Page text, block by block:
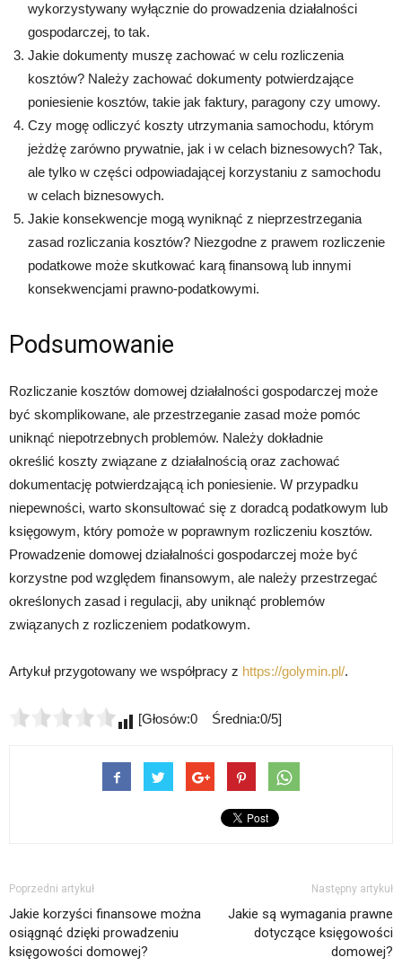
wykorzystywany wyłącznie do prowadzenia działalności
gospodarczej, to tak.
Jakie dokumenty muszę zachować w celu rozliczenia
kosztów? Należy zachować dokumenty potwierdzające
poniesienie kosztów, takie jak faktury, paragony czy umowy.
Czy mogę odliczyć koszty utrzymania samochodu, którym
jeżdżę zarówno prywatnie, jak i w celach biznesowych? Tak,
ale tylko w części odpowiadającej korzystaniu z samochodu
w celach biznesowych.
Jakie konsekwencje mogą wyniknąć z nieprzestrzegania
zasad rozliczania kosztów? Niezgodne z prawem rozliczenie
podatkowe może skutkować karą finansową lub innymi
konsekwencjami prawno-podatkowymi.
Podsumowanie
Rozliczanie kosztów domowej działalności gospodarczej może
być skomplikowane, ale przestrzeganie zasad może pomóc
uniknąć niepotrzebnych problemów. Należy dokładnie
określić koszty związane z działalnością oraz zachować
dokumentację potwierdzającą ich poniesienie. W przypadku
niepewności, warto skonsultować się z doradcą podatkowym lub
księgowym, który pomoże w poprawnym rozliczeniu kosztów.
Prowadzenie domowej działalności gospodarczej może być
korzystne pod względem finansowym, ale należy przestrzegać
określonych zasad i regulacji, aby uniknąć problemów
związanych z rozliczeniem podatkowym.
Artykuł przygotowany we współpracy z https://golymin.pl/.
[Głosów:0 Średnia:0/5]
Poprzedni artykuł
Jakie korzyści finansowe można
osiągnąć dzięki prowadzeniu
księgowości domowej?
Następny artykuł
Jakie są wymagania prawne
dotyczące księgowości
domowej?